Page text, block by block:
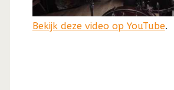
Bekijk deze video op YouTube.